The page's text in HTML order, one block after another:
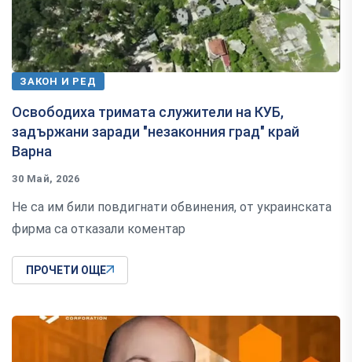
ЗАКОН И РЕД
Освободиха тримата служители на КУБ,
задържани заради "незаконния град" край
Варна
30 Май, 2026
Не са им били повдигнати обвинения, от украинската
фирма са отказали коментар
ПРОЧЕТИ ОЩЕ